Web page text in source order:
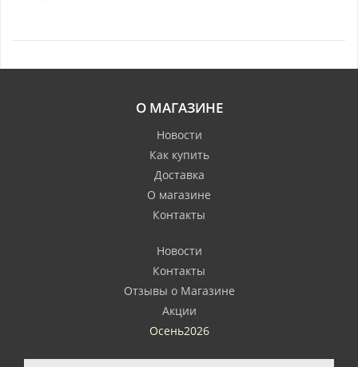
О МАГАЗИНЕ
Новости
Как купить
Доставка
О магазине
Контакты
Новости
Контакты
Отзывы о Магазине
Акции
Осень2026